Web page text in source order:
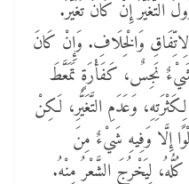
التَّغَيُّرُ إِنْ كَانَ تَغَيَّرَ.
وَالْخِلَافِ. وَإِنْ كَانَ
شَيْءٌ نَجِسٌ، كَفَأْرَةٍ تَمَعَّطَ
وَعَدَمِ التَّغَيُّرِ، لَكِنْ
إِلَّا وَفِيهِ شَيْءٌ مِنَ
كُلُّهُ، لِيَخْرُجَ الشَّعْرُ مِنْهُ.